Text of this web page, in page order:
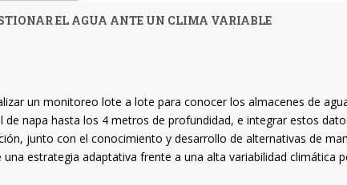
EL AGUA ANTE UN CLIMA VARIABLE
un monitoreo lote a lote para conocer los almacenes de
napa hasta los 4 metros de profundidad, e integrar estos
junto con el conocimiento y desarrollo de alternativas de
estrategia adaptativa frente a una alta variabilidad climática